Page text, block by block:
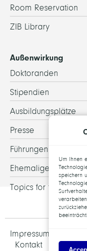
Room Reservation
ZIB Library
Außenwirkung
Doktoranden
Stipendien
Ausbildungsplätze
Presse
Führungen
Ehemalige
Topics for theses
Impressum und
Kontakt
Um Ihnen
speichern